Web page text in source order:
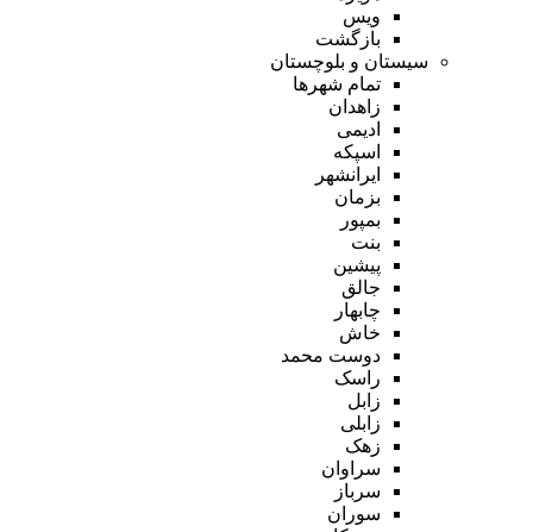
ویس
بازگشت
سیستان و بلوچستان
تمام شهر‌ها
زاهدان
ادیمی
اسپکه
ایرانشهر
بزمان
بمپور
بنت
پیشین
جالق
چابهار
خاش
دوست محمد
راسک
زابل
زابلی
زهک
سراوان
سرباز
سوران